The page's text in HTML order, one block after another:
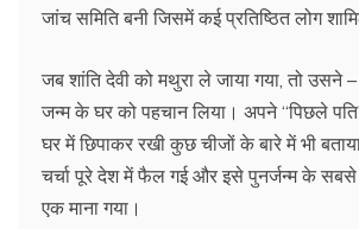
जांच समिति बनी जिसमें कई प्रतिष्ठित लोग
जब शांति देवी को मथुरा ले जाया गया, तो
जन्म के घर को पहचान लिया। अपने “पिछले
घर में छिपाकर रखी कुछ चीजों के बारे में भी
चर्चा पूरे देश में फैल गई और इसे पुनर्जन्म के सबसे
एक माना गया।